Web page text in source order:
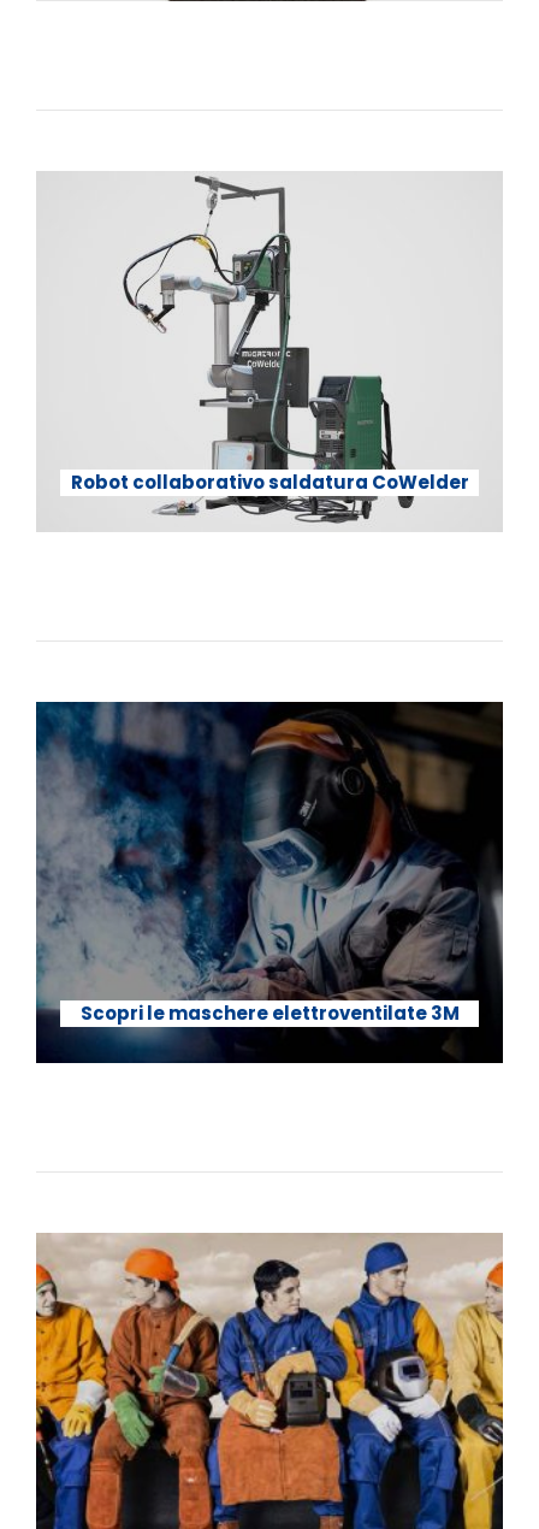
Robot collaborativo saldatura CoWelder
Scopri le maschere elettroventilate 3M